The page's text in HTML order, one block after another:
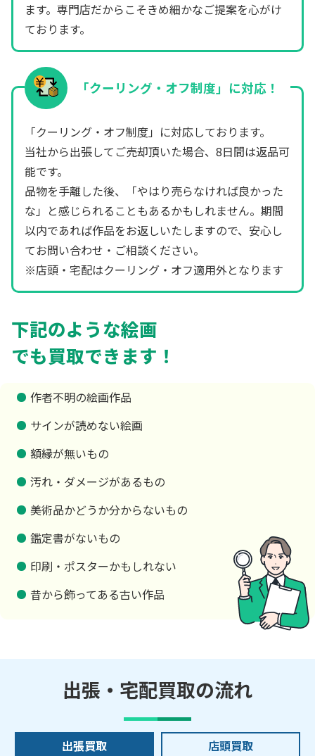
ます。専門店だからこそきめ細かなご提案を心がけ
ております。
「クーリング・オフ制度」に対応！
「クーリング・オフ制度」に対応しております。
当社から出張してご売却頂いた場合、8日間は返品可
能です。
品物を手離した後、「やはり売らなければ良かった
な」と感じられることもあるかもしれません。期間
以内であれば作品をお返しいたしますので、安心し
てお問い合わせ・ご相談ください。
※店頭・宅配はクーリング・オフ適用外となります
下記のような絵画
でも買取できます！
作者不明の絵画作品
サインが読めない絵画
額縁が無いもの
汚れ・ダメージがあるもの
美術品かどうか分からないもの
鑑定書がないもの
印刷・ポスターかもしれない
昔から飾ってある古い作品
出張・宅配買取の流れ
出張買取 店頭買取